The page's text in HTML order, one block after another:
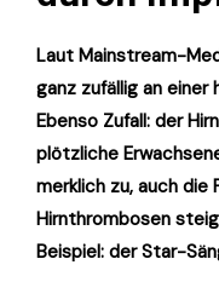
Laut Mainstream-
ganz zufällig an
Ebenso Zufall: der
plötzliche
merklich zu, auch die
Hirnthrombosen
Beispiel: der Star-